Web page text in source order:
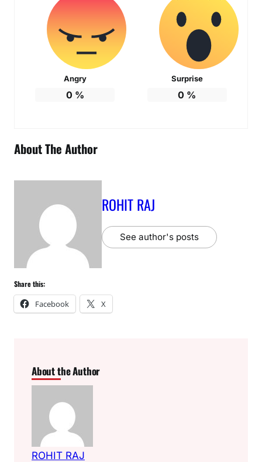
Angry
0 %
Surprise
0 %
About The Author
ROHIT RAJ
See author's posts
Share this:
Facebook X
About the Author
ROHIT RAJ